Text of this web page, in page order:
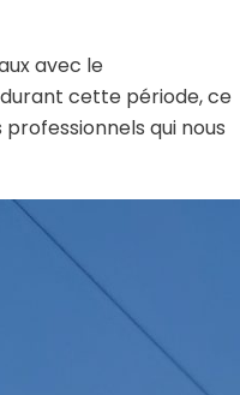
avec le
cette période, ce
qui nous